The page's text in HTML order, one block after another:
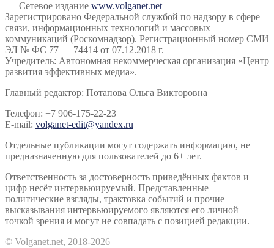
Сетевое издание www.volganet.net
Зарегистрировано Федеральной службой по надзору в сфере
связи, информационных технологий и массовых
коммуникаций (Роскомнадзор). Регистрационный номер СМИ
ЭЛ № ФС 77 — 74414 от 07.12.2018 г.
Учредитель: Автономная некоммерческая организация «Центр
развития эффективных медиа».
Главный редактор: Потапова Ольга Викторовна
Телефон: +7 906-175-22-23
E-mail: volganet-edit@yandex.ru
Отдельные публикации могут содержать информацию, не
предназначенную для пользователей до 6+ лет.
Ответственность за достоверность приведённых фактов и
цифр несёт интервьюируемый. Представленные
политические взгляды, трактовка событий и прочие
высказывания интервьюируемого являются его личной
точкой зрения и могут не совпадать с позицией редакции.
© Volganet.net, 2018-2026